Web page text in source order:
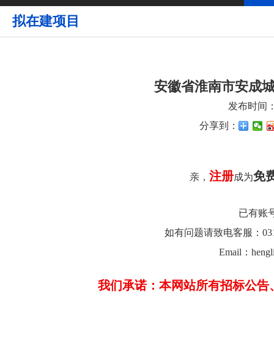
拟在建项目
安徽省淮南市安成
发布时间
分享到：
亲， 注册成为免
已有账
如有问题请致电客服：
Email：
我们承诺：本网站所有招标公